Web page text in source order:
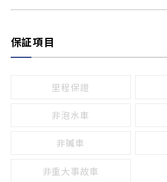
無
頭燈光源
保証項目
里程保證
非泡水車
非贓車
非重大事故車